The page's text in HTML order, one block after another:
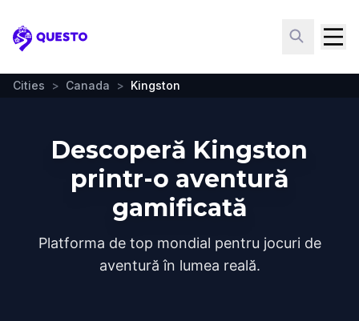
Questo
Cities > Canada > Kingston
Descoperă Kingston
printr-o aventură
gamificată
Platforma de top mondial pentru jocuri de
aventură în lumea reală.